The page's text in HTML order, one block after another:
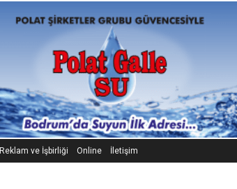
Reklam ve İşbirliği Online İletişim